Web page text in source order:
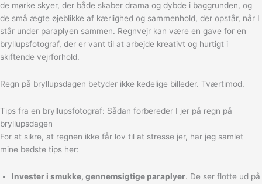
de mørke skyer, der både skaber drama og dybde i baggrunden, og
de små ægte øjeblikke af kærlighed og sammenhold, der opstår, når I
står under paraplyen sammen. Regnvejr kan være en gave for en
bryllupsfotograf, der er vant til at arbejde kreativt og hurtigt i
skiftende vejrforhold.
Regn på bryllupsdagen betyder ikke kedelige billeder. Tværtimod.
Tips fra en bryllupsfotograf: Sådan forbereder I jer på regn på
bryllupsdagen
For at sikre, at regnen ikke får lov til at stresse jer, har jeg samlet
mine bedste tips her:
Invester i smukke, gennemsigtige paraplyer. De ser flotte ud på